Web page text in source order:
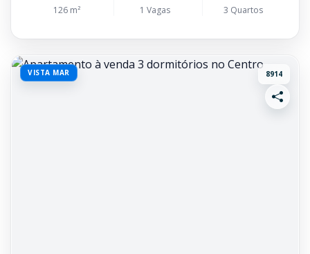
126 m² 1 Vagas 3 Quartos
VISTA MAR 8914